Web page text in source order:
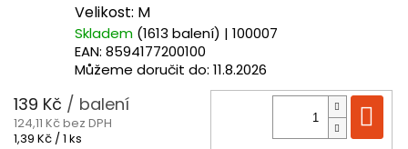
Velikost: M
Skladem (1613 balení) | 100007
EAN: 8594177200100
Můžeme doručit do: 11.8.2026
139 Kč / balení
124,11 Kč bez DPH
Měrná
1,39 Kč / 1 ks